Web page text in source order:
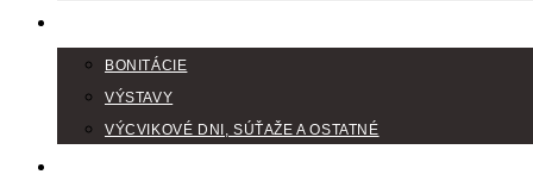
BONITÁCIE
VÝSTAVY
VÝCVIKOVÉ DNI, SÚŤAŽE A OSTATNÉ